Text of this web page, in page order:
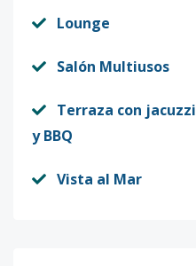
Lounge
Salón Multiusos
Terraza con jacuzzi
y BBQ
Vista al Mar